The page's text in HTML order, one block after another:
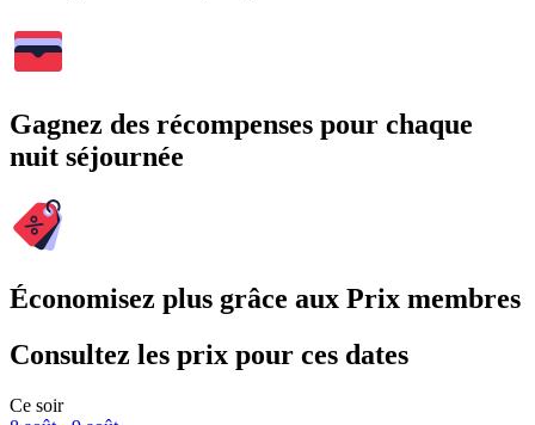
Gagnez des récompenses pour chaque
nuit séjournée
Économisez plus grâce aux Prix membres
Consultez les prix pour ces dates
Ce soir